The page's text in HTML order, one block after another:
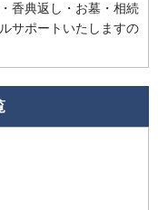
香典返し・お墓・相続
サポートいたしますの